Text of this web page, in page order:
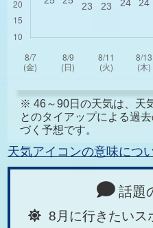
※ 46～90日の天気は、天
とのタイアップによる過
づく予想です。
天気アイコンの意味につ
話題
8月に行きたいス